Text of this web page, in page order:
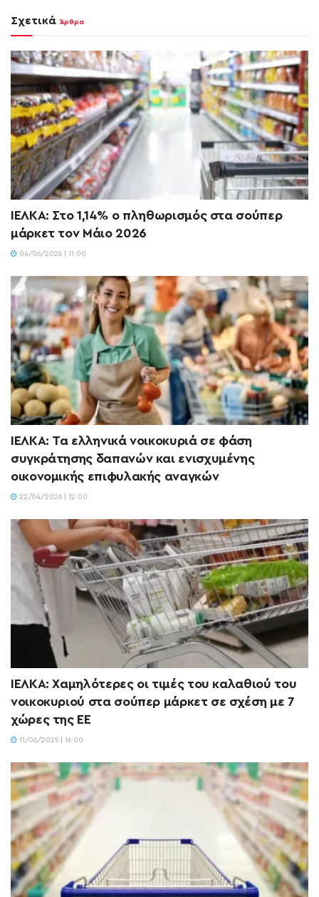
Σχετικά Άρθρα
ΙΕΛΚΑ: Στο 1,14% ο πληθωρισμός στα σούπερ
μάρκετ τον Μάιο 2026
04/06/2026 | 11:00
ΙΕΛΚΑ: Τα ελληνικά νοικοκυριά σε φάση
συγκράτησης δαπανών και ενισχυμένης
οικονομικής επιφυλακής αναγκών
22/04/2026 | 12:00
ΙΕΛΚΑ: Χαμηλότερες οι τιμές του καλαθιού του
νοικοκυριού στα σούπερ μάρκετ σε σχέση με 7
χώρες της ΕΕ
11/06/2025 | 16:00